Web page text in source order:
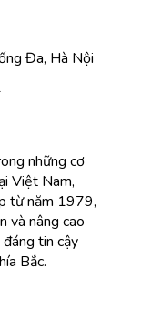
Đa, Hà Nội
những cơ
Việt Nam,
từ năm 1979,
và nâng cao
tin cậy
Bắc.